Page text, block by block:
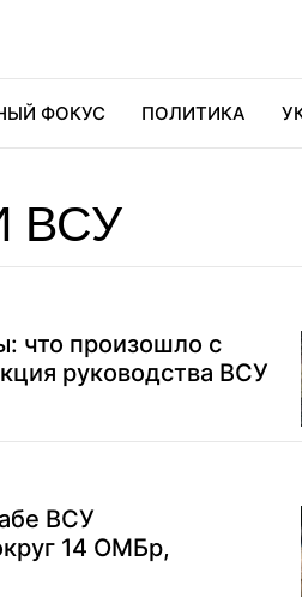
ФОКУС ПОЛИТИКА
ВСУ
что произошло с
руководства ВСУ
ВСУ
14 ОМБр,